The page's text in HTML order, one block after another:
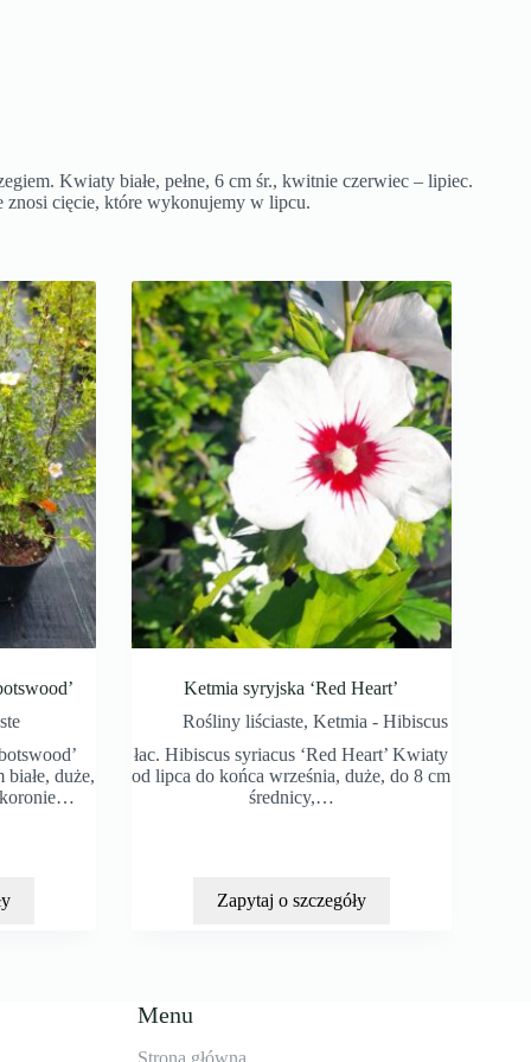
Kwiaty białe, pełne, 6 cm śr., kwitnie czerwiec – lipiec.
znosi cięcie, które wykonujemy w lipcu.
duże,
koronie…
Ketmia syryjska ‘Red Heart’
Rośliny liściaste, Ketmia - Hibiscus
łac. Hibiscus syriacus ‘Red Heart’ Kwiaty
od lipca do końca września, duże, do 8 cm
średnicy,…
Zapytaj o szczegóły
Menu
Strona główna